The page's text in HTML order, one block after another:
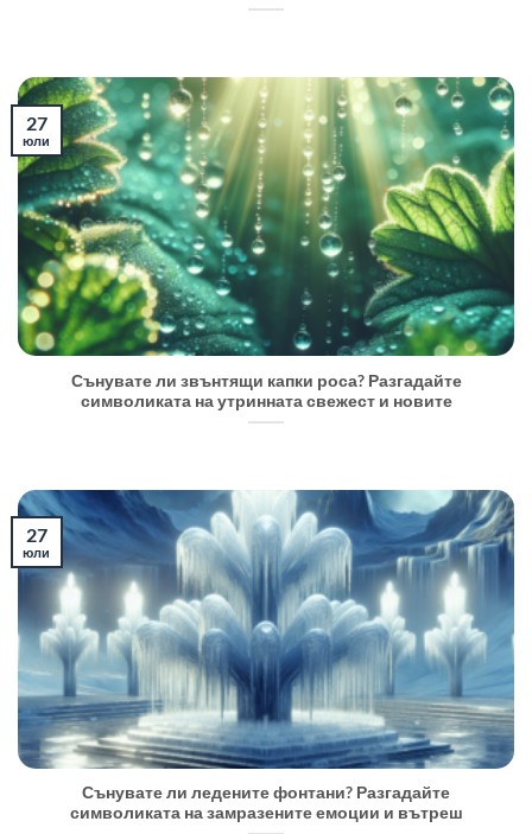
Сънувате ли звънтящи капки роса? Разгадайте
символиката на утринната свежест и новите
27
юли
Сънувате ли ледените фонтани? Разгадайте
символиката на замразените емоции и вътреш
27
юли